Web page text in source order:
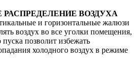
ВОЗДУХА
и горизонтальные жалюзи
воздух во все уголки помещения,
позволит избежать
холодного воздух в режиме